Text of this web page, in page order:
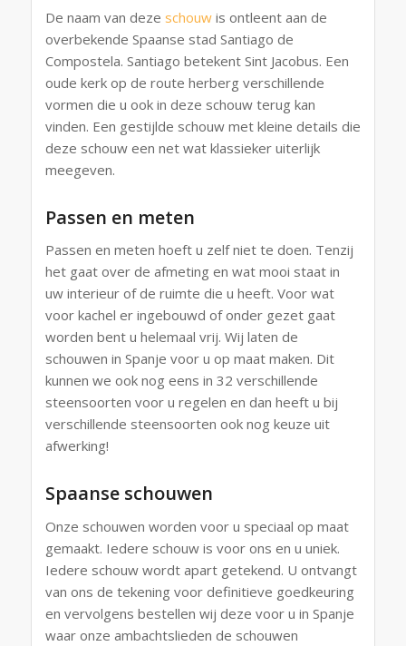
De naam van deze schouwis ontleent aan de
overbekende Spaanse stad Santiago de
Compostela. Santiago betekent Sint Jacobus. Een
oude kerk op de route herberg verschillende
vormen die u ook in deze schouw terug kan
vinden. Een gestijlde schouw met kleine details die
deze schouw een net wat klassieker uiterlijk
meegeven.
Passen en meten
Passen en meten hoeft u zelf niet te doen. Tenzij
het gaat over de afmeting en wat mooi staat in
uw interieur of de ruimte die u heeft. Voor wat
voor kachel er ingebouwd of onder gezet gaat
worden bent u helemaal vrij. Wij laten de
schouwen in Spanje voor u op maat maken. Dit
kunnen we ook nog eens in 32 verschillende
steensoorten voor u regelen en dan heeft u bij
verschillende steensoorten ook nog keuze uit
afwerking!
Spaanse schouwen
Onze schouwen worden voor u speciaal op maat
gemaakt. Iedere schouw is voor ons en u uniek.
Iedere schouw wordt apart getekend. U ontvangt
van ons de tekening voor definitieve goedkeuring
en vervolgens bestellen wij deze voor u in Spanje
waar onze ambachtslieden de schouwen